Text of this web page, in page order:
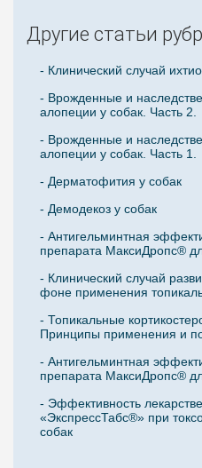
Другие статьи
- Клинический случай
- Врожденные и
алопеции у собак. Часть 2.
- Врожденные и
алопеции у собак. Часть 1.
- Дерматофития у собак
- Демодекоз у собак
- Антигельминтная
препарата МаксиДропс®
- Клинический случай
фоне применения
- Топикальные
Принципы применения и
- Антигельминтная
препарата МаксиДропс®
- Эффективность
«ЭкспрессТабс®» при
собак